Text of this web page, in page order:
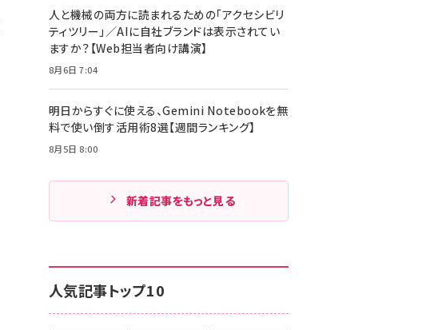
人と機械の両方に読まれるための「アクセシビリ
ティツリー」／AIに自社ブランドは表示されてい
ますか？【Web担当者向け講演】
8月6日 7:04
明日からすぐに使える、Gemini Notebookを無
料で使い倒す活用術8選【週間ランキング】
8月5日 8:00
新着記事をもっと見る
人気記事トップ10